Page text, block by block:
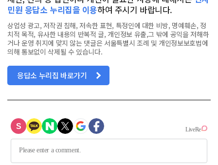
민원 응답소 누리집을 이용하여 주시기 바랍니다.
상업성 광고, 저작권 침해, 저속한 표현, 특정인에 대한 비방, 명예훼손, 정
치적 목적, 유사한 내용의 반복적 글, 개인정보 유출,그 밖에 공익을 저해하
거나 운영 취지에 맞지 않는 댓글은 서울특별시 조례 및 개인정보보호법에
의해 통보없이 삭제될 수 있습니다.
응답소 누리집 바로가기